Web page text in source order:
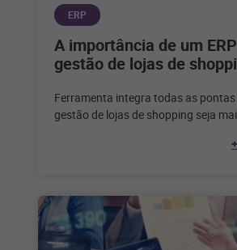
ERP
A importância de um
gestão de lojas de
Ferramenta integra todas as
gestão de lojas de shopping seja